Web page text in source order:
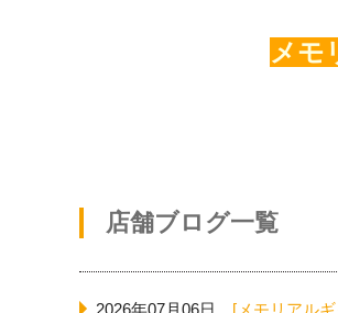
メモ
店舗ブログ一覧
2026年07月06日 [メモリアル